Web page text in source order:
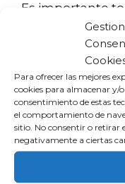
Para ofrecer las mejores
cookies para almacenar y/
consentimiento de estas
el comportamiento de
sitio. No consentir o retirar
negativamente a ciertas
Es importante
sentencias de
cláusulas que
reclamaciones,
¿Qué
deudas
solo?